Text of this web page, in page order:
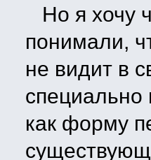
Но я хочу
понимали,
не видит в
специально
как форму